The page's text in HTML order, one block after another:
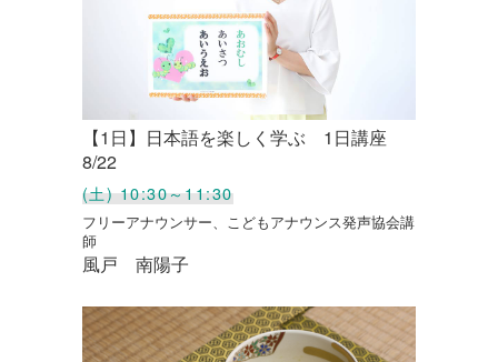
【1日】日本語を楽しく学ぶ 1日講座
8/22
(土) 10:30～11:30
フリーアナウンサー、こどもアナウンス発声協会講
師
風戸 南陽子